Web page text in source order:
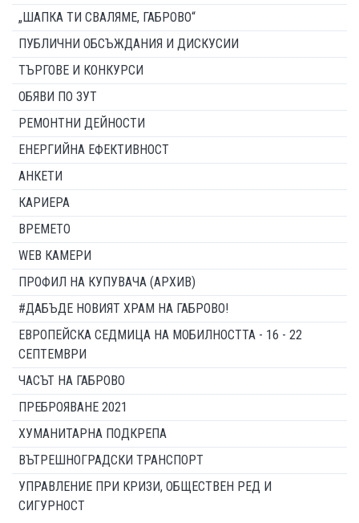
„ШАПКА ТИ СВАЛЯМЕ, ГАБРОВО“
ПУБЛИЧНИ ОБСЪЖДАНИЯ И ДИСКУСИИ
ТЪРГОВЕ И КОНКУРСИ
ОБЯВИ ПО ЗУТ
РЕМОНТНИ ДЕЙНОСТИ
ЕНЕРГИЙНА ЕФЕКТИВНОСТ
АНКЕТИ
КАРИЕРА
ВРЕМЕТО
WEB КАМЕРИ
ПРОФИЛ НА КУПУВАЧА (АРХИВ)
#ДАБЪДЕ НОВИЯТ ХРАМ НА ГАБРОВО!
ЕВРОПЕЙСКА СЕДМИЦА НА МОБИЛНОСТТА - 16 - 22
СЕПТЕМВРИ
ЧАСЪТ НА ГАБРОВО
ПРЕБРОЯВАНЕ 2021
ХУМАНИТАРНА ПОДКРЕПА
ВЪТРЕШНОГРАДСКИ ТРАНСПОРТ
УПРАВЛЕНИЕ ПРИ КРИЗИ, ОБЩЕСТВЕН РЕД И
СИГУРНОСТ